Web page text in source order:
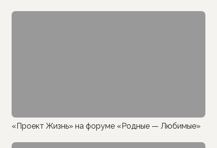
«Проект Жизнь» на форуме «Родные — Любимые»